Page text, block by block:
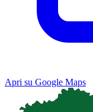
Apri su Google Maps
Map